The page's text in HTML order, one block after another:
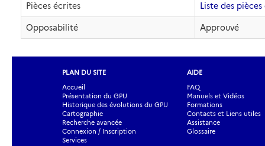
Pièces écrites Liste des
Opposabilité Approuvé
PLAN DU SITE
Accueil
Présentation du GPU
Historique des évolutions du GPU
Cartographie
Recherche avancée
Connexion / Inscription
Services
AIDE
FAQ
Manuels et Vidéos
Formations
Contacts et Liens utiles
Assistance
Glossaire